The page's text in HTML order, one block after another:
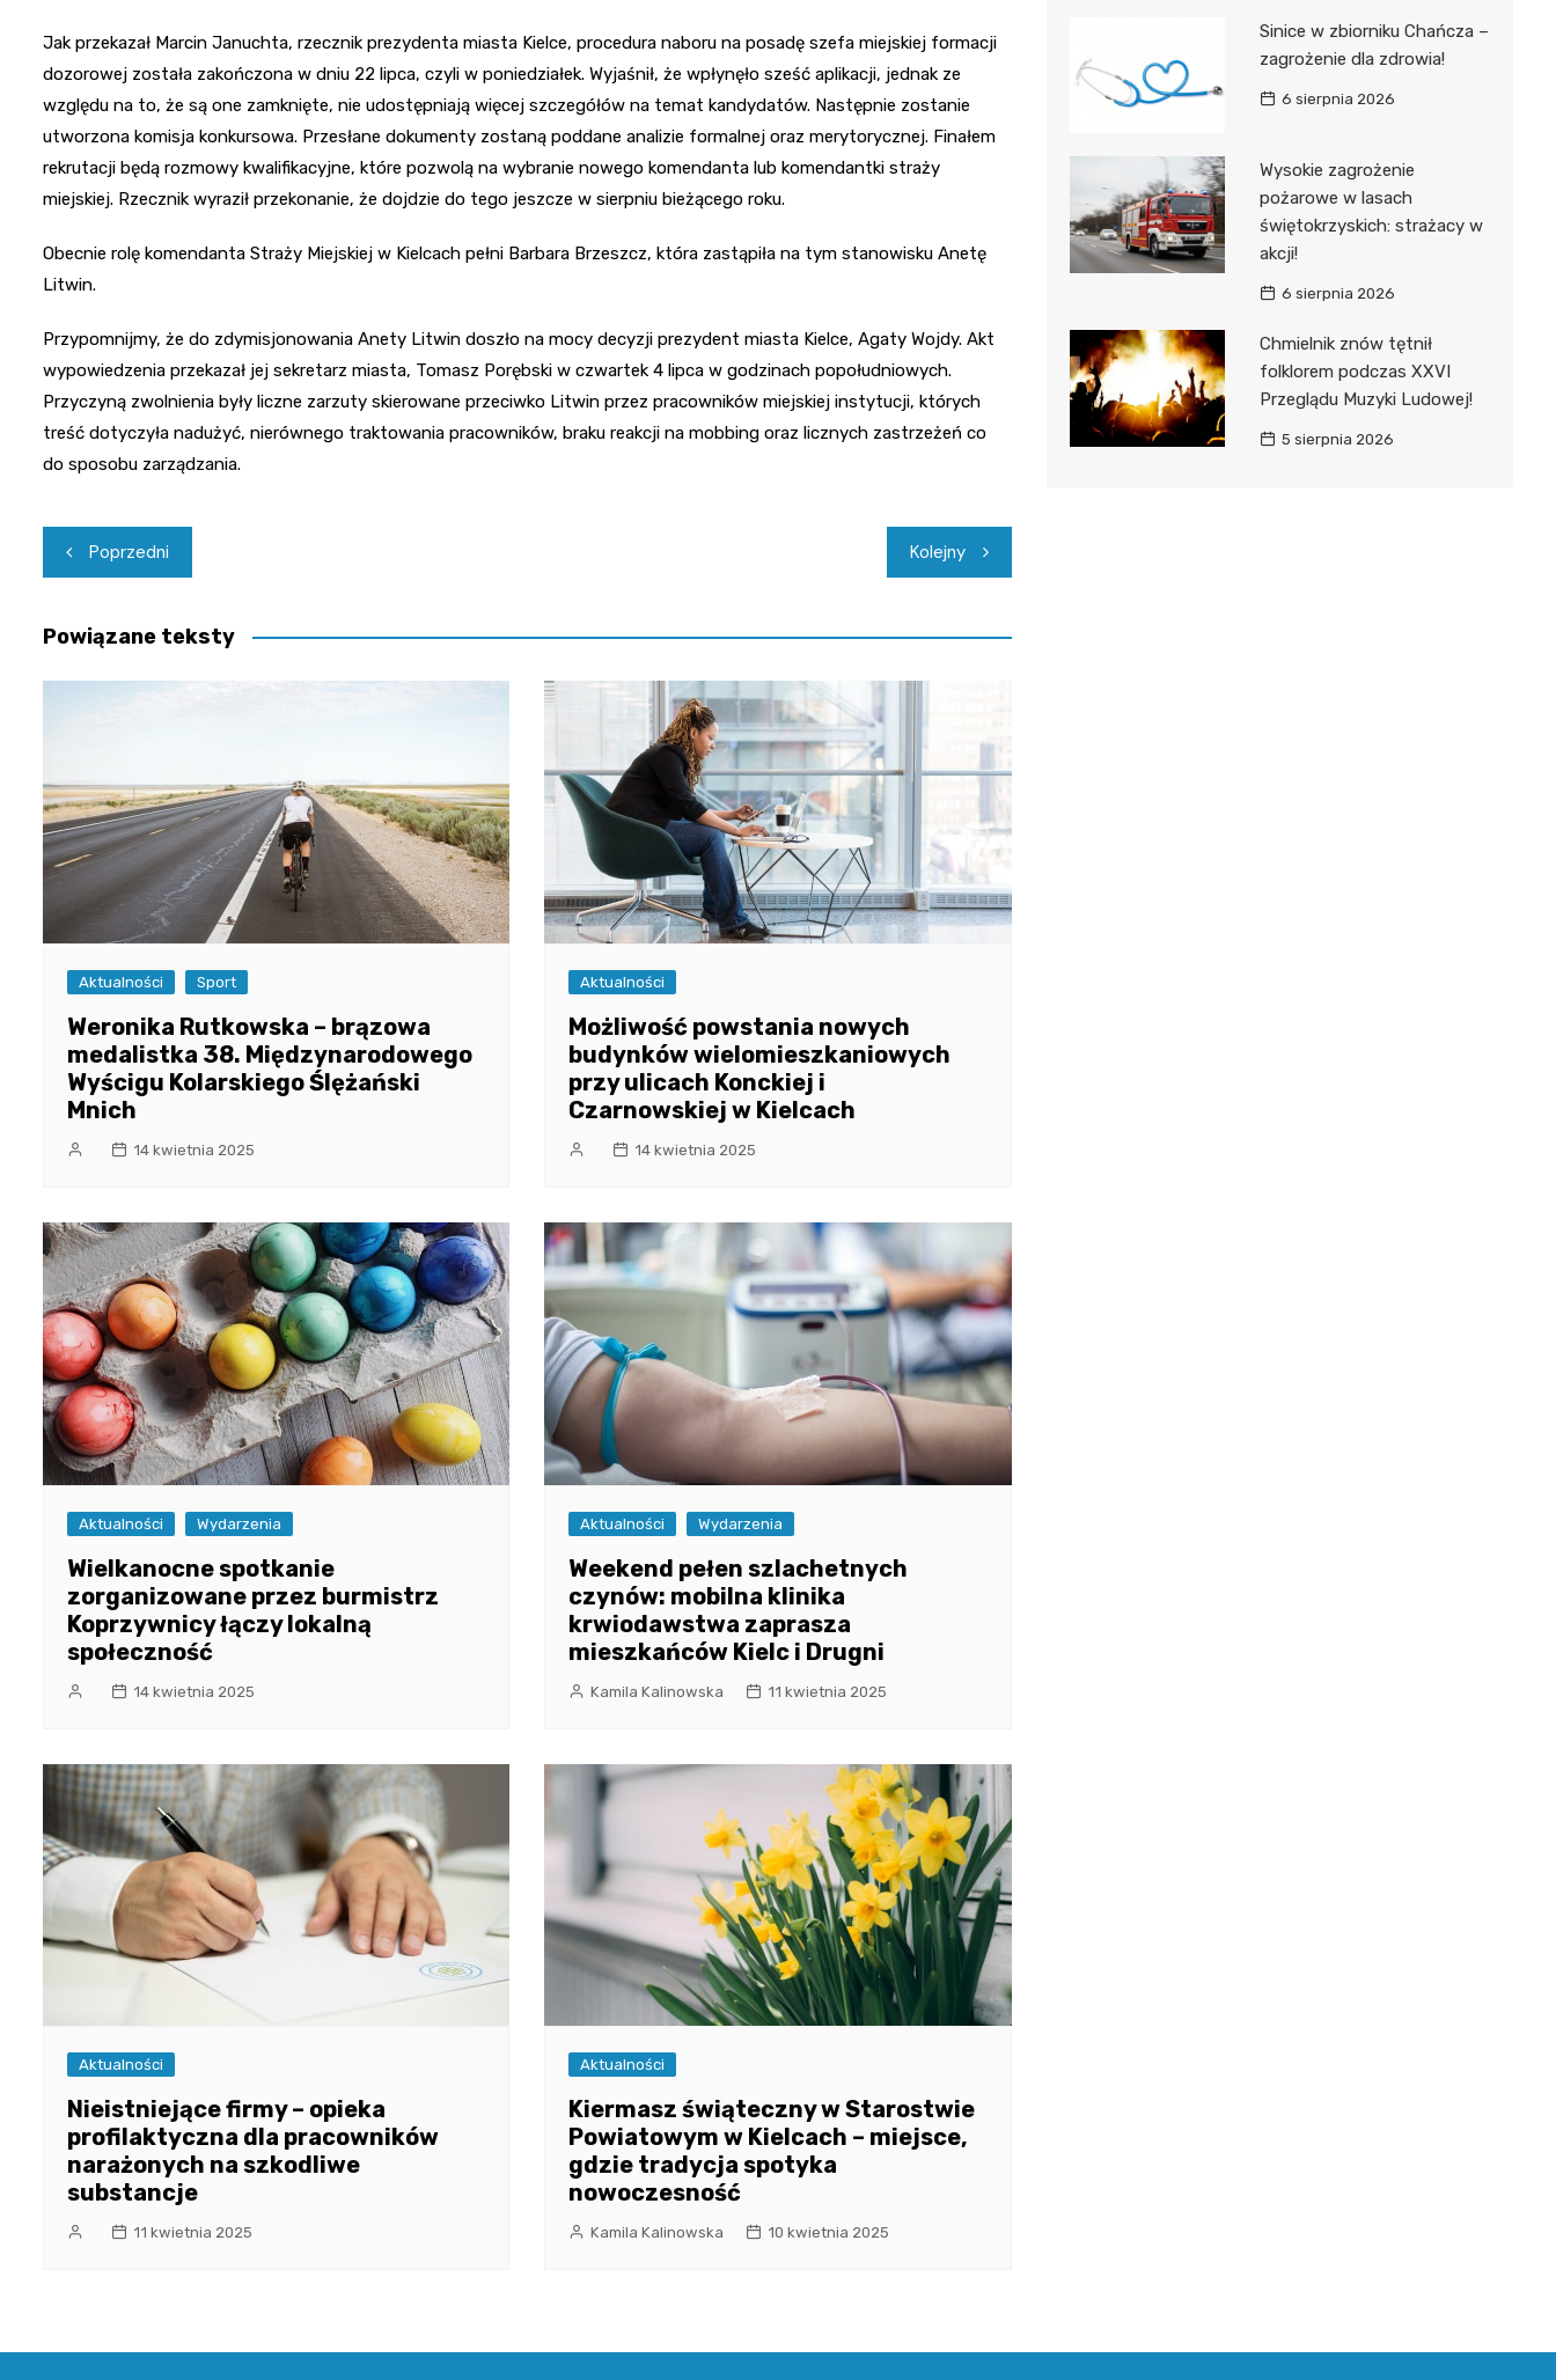
Jak przekazał Marcin Januchta, rzecznik prezydenta miasta Kielce, procedura naboru na posadę szefa miejskiej formacji
dozorowej została zakończona w dniu 22 lipca, czyli w poniedziałek. Wyjaśnił, że wpłynęło sześć aplikacji, jednak ze
względu na to, że są one zamknięte, nie udostępniają więcej szczegółów na temat kandydatów. Następnie zostanie
utworzona komisja konkursowa. Przesłane dokumenty zostaną poddane analizie formalnej oraz merytorycznej. Finałem
rekrutacji będą rozmowy kwalifikacyjne, które pozwolą na wybranie nowego komendanta lub komendantki straży
miejskiej. Rzecznik wyraził przekonanie, że dojdzie do tego jeszcze w sierpniu bieżącego roku.
Obecnie rolę komendanta Straży Miejskiej w Kielcach pełni Barbara Brzeszcz, która zastąpiła na tym stanowisku Anetę
Litwin.
Przypomnijmy, że do zdymisjonowania Anety Litwin doszło na mocy decyzji prezydent miasta Kielce, Agaty Wojdy. Akt
wypowiedzenia przekazał jej sekretarz miasta, Tomasz Porębski w czwartek 4 lipca w godzinach popołudniowych.
Przyczyną zwolnienia były liczne zarzuty skierowane przeciwko Litwin przez pracowników miejskiej instytucji, których
treść dotyczyła nadużyć, nierównego traktowania pracowników, braku reakcji na mobbing oraz licznych zastrzeżeń co
do sposobu zarządzania.
Nawigacja
wpisu
Poprzedni Kolejny
Powiązane teksty
Aktualności Sport
Weronika Rutkowska – brązowa
medalistka 38. Międzynarodowego
Wyścigu Kolarskiego Ślężański
Mnich
14 kwietnia 2025
Aktualności
Możliwość powstania nowych
budynków wielomieszkaniowych
przy ulicach Konckiej i
Czarnowskiej w Kielcach
14 kwietnia 2025
Aktualności Wydarzenia
Wielkanocne spotkanie
zorganizowane przez burmistrz
Koprzywnicy łączy lokalną
społeczność
14 kwietnia 2025
Aktualności Wydarzenia
Weekend pełen szlachetnych
czynów: mobilna klinika
krwiodawstwa zaprasza
mieszkańców Kielc i Drugni
Kamila Kalinowska 11 kwietnia 2025
Aktualności
Nieistniejące firmy – opieka
profilaktyczna dla pracowników
narażonych na szkodliwe
substancje
11 kwietnia 2025
Aktualności
Kiermasz świąteczny w Starostwie
Powiatowym w Kielcach – miejsce,
gdzie tradycja spotyka
nowoczesność
Kamila Kalinowska 10 kwietnia 2025
Sinice w zbiorniku Chańcza –
zagrożenie dla zdrowia!
6 sierpnia 2026
Wysokie zagrożenie
pożarowe w lasach
świętokrzyskich: strażacy w
akcji!
6 sierpnia 2026
Chmielnik znów tętnił
folklorem podczas XXVI
Przeglądu Muzyki Ludowej!
5 sierpnia 2026